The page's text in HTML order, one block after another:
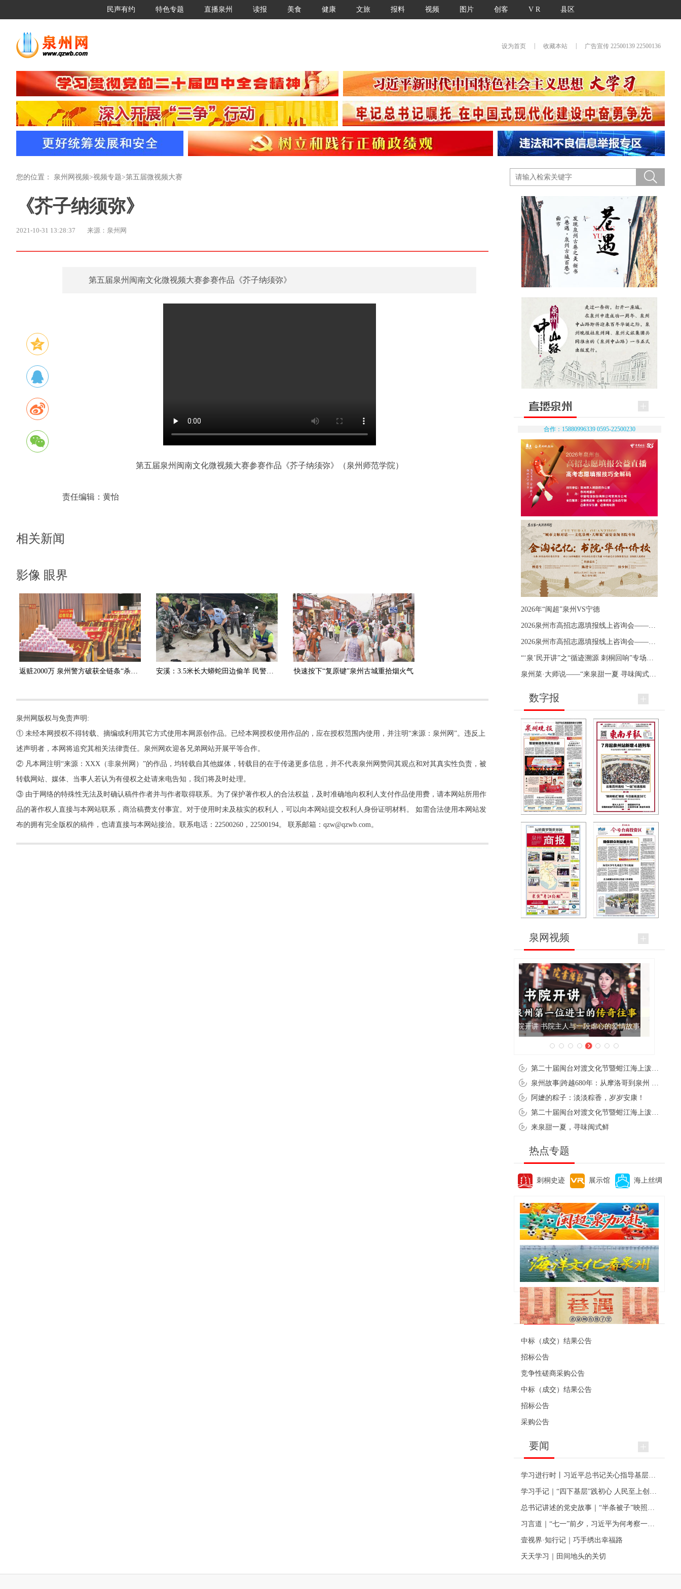
民声有约 特色专题 直播泉州 读报 美食 健康 文旅 报料 视频 图片 创客 V R 县区
设为首页 收藏本站 广告宣传 22500139 22500136
您的位置： 泉州网视频>视频专题>第五届微视频大赛
《芥子纳须弥》
2021-10-31 13:28:37 来源：泉州网
​第五届泉州闽南文化微视频大赛参赛作品《芥子纳须弥》
第五届泉州闽南文化微视频大赛参赛作品《芥子纳须弥》（泉州师范学院）
责任编辑： 黄怡
相关新闻
影像 眼界
快速按下“复原键”泉州古城重拾烟火气
泉州网版权与免责声明:
① 未经本网授权不得转载、摘编或利用其它方式使用本网原创作品。已经本网授权使用作品的，应在授权范围内使用，并注明“来源：泉州网”。违反上
述声明者，本网将追究其相关法律责任。泉州网欢迎各兄弟网站开展平等合作。
② 凡本网注明“来源：XXX（非泉州网）”的作品，均转载自其他媒体，转载目的在于传递更多信息，并不代表泉州网赞同其观点和对其真实性负责，被
转载网站、媒体、当事人若认为有侵权之处请来电告知，我们将及时处理。
③ 由于网络的特殊性无法及时确认稿件作者并与作者取得联系。为了保护著作权人的合法权益，及时准确地向权利人支付作品使用费，请本网站所用作
品的著作权人直接与本网站联系，商洽稿费支付事宜。对于使用时未及核实的权利人，可以向本网站提交权利人身份证明材料。 如需合法使用本网站发
布的拥有完全版权的稿件，也请直接与本网站接洽。联系电话：22500260，22500194。 联系邮箱：qzw@qzwb.com。
合作：15880996339 0595-22500230
2026年“闽超”泉州VS宁德
数字报
泉网视频
泉州肉粽亮相央视《新闻联播》
阿嬷的粽子：淡淡粽香，岁岁安康！
来泉甜一夏，寻味闽式鲜
热点专题
刺桐史迹 展示馆 海上丝绸
便民资讯
中标（成交）结果公告
招标公告
竞争性磋商采购公告
中标（成交）结果公告
招标公告
采购公告
要闻
壹视界·知行记｜巧手绣出幸福路
天天学习｜田间地头的关切